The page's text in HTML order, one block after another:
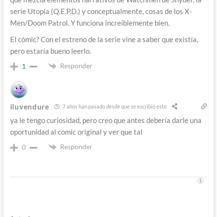
serie Utopía (Q.E.P.D.) y conceptualmente, cosas de los X-
Men/Doom Patrol. Y funciona increíblemente bien.
El cómic? Con el estreno de la serie vine a saber que existía,
pero estaría bueno leerlo.
1 Responder
iluvendure 7 años han pasado desde que se escribió esto
ya le tengo curiosidad, pero creo que antes debería darle una
oportunidad al comic original y ver que tal
0 Responder